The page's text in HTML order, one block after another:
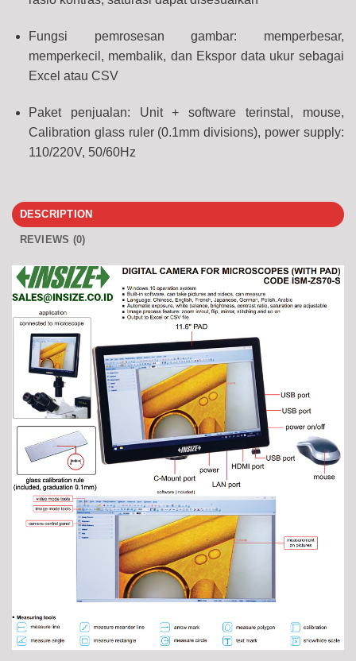
Fungsi pemrosesan gambar: memperbesar,
memperkecil, membalik, dan Ekspor data ukur sebagai
Excel atau CSV
Paket penjualan: Unit + software terinstal, mouse,
Calibration glass ruler (0.1mm divisions), power supply:
110/220V, 50/60Hz
DESCRIPTION
REVIEWS (0)